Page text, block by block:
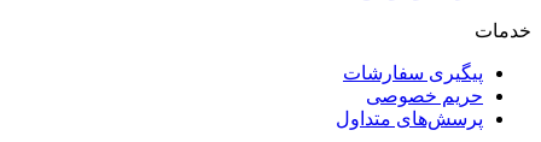
خدمات
پیگیری سفارشات
حریم خصوصی
پرسش‌های متداول